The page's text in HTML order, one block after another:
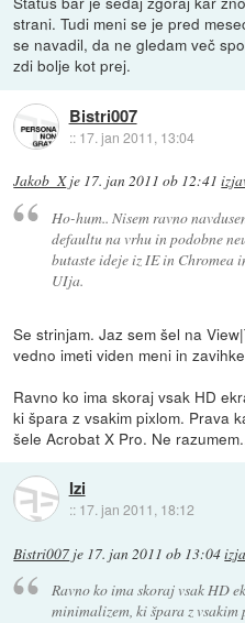
strani. Tudi meni se je pred
se navadil, da ne gledam več
zdi bolje kot prej.
Bistri007
:: 17. jan 2011, 13:04
Jakob_Xje 17. jan 2011 ob 12:41
Ho-hum.. Nisem ravno
defaultu na vrhu in podobne
butaste ideje iz IE in
UIja.
Se strinjam. Jaz sem šel na
vedno imeti viden meni in
Ravno ko ima skoraj vsak HD
ki špara z vsakim pixlom. Prava
šele Acrobat X Pro. Ne
Izi
:: 17. jan 2011, 18:12
Bistri007 je 17. jan 2011 ob 13:04
Ravno ko ima skoraj vsak HD
minimalizem, ki špara z vsakim